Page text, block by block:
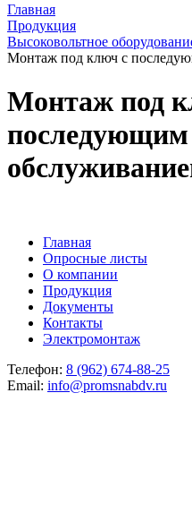
Главная
Продукция
Высоковольтное
Монтаж под ключ с
Монтаж под
последующим
Главная
Опросные листы
О компании
Продукция
Документы
Контакты
Электромонтаж
Телефон: 8 (962) 674-88-25
Email: info@promsnabdv.ru